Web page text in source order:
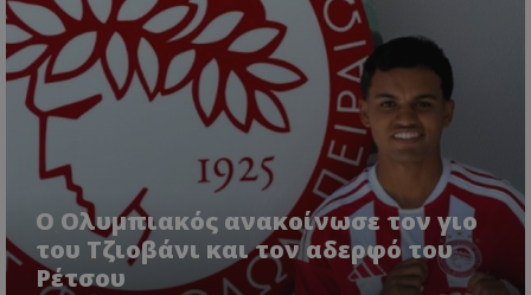
Ο Ολυμπιακός ανακοίνωσε τον γιο
του Τζιοβάνι και τον αδερφό του
Ρέτσου